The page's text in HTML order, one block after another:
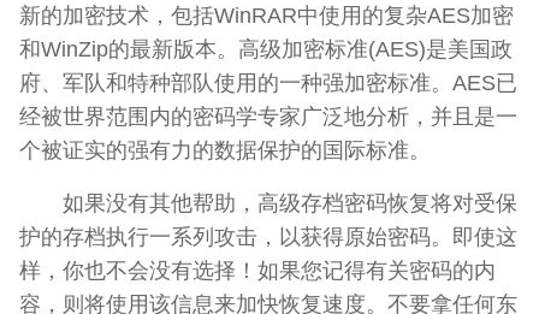
新的加密技术，包括WinRAR中使用的复杂AES加密
和WinZip的最新版本。高级加密标准(AES)是美国政
府、军队和特种部队使用的一种强加密标准。AES已
经被世界范围内的密码学专家广泛地分析，并且是一
个被证实的强有力的数据保护的国际标准。
如果没有其他帮助，高级存档密码恢复将对受保
护的存档执行一系列攻击，以获得原始密码。即使这
样，你也不会没有选择！如果您记得有关密码的内
容，则将使用该信息来加快恢复速度。不要拿任何东